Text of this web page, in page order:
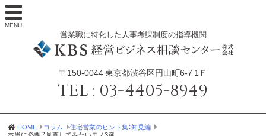
MENU
営業職に特化した人事考課制度の指導機関
〒150-0044東京都渋谷区円山町6-7 1Ｆ
TEL : 03-4405-8949
HOME コラム 住宅営業のヒント集：知見編